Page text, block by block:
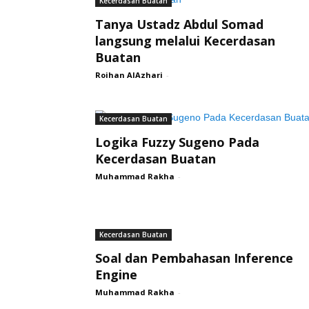
Tanya Ustadz Abdul Somad
langsung melalui Kecerdasan
Buatan
Roihan AlAzhari -
Kecerdasan Buatan
Logika Fuzzy Sugeno Pada
Kecerdasan Buatan
Muhammad Rakha -
Kecerdasan Buatan
Soal dan Pembahasan Inference
Engine
Muhammad Rakha -